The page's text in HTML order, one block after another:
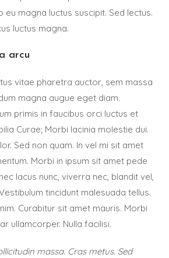
eu magna luctus suscipit. Sed lectus.
luctus magna.
arcu
vitae pharetra auctor, sem massa
magna augue eget diam.
primis in faucibus orci luctus et
Curae; Morbi lacinia molestie dui.
Sed non quam. In vel mi sit amet
Morbi in ipsum sit amet pede
lacus nunc, viverra nec, blandit vel,
tincidunt malesuada tellus.
Curabitur sit amet mauris. Morbi
ullamcorper. Nulla facilisi.
massa. Cras metus. Sed